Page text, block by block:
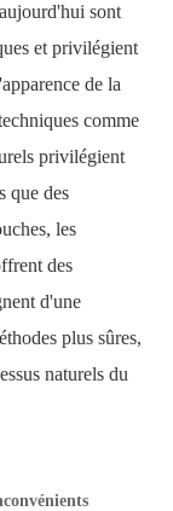
sont
et privilégient
de la
comme
privilégient
que des
les
des
d'une
plus sûres,
naturels du